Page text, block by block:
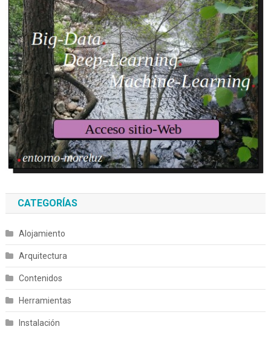
CATEGORÍAS
Alojamiento
Arquitectura
Contenidos
Herramientas
Instalación